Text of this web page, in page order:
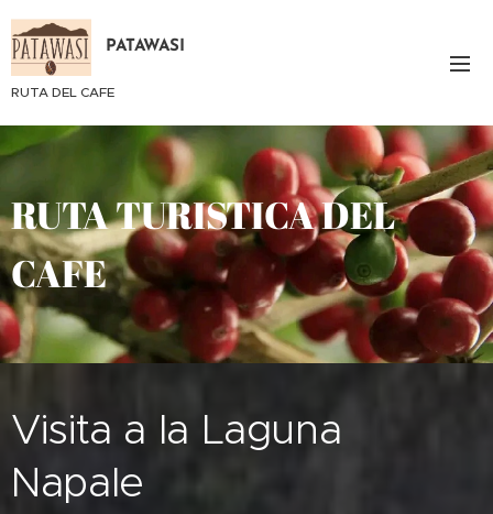
PATAWASI
RUTA DEL CAFE
RUTA TURISTICA DEL
CAFE
Visita a la Laguna
Napale